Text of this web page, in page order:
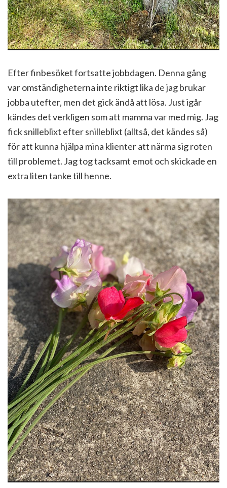
Efter finbesöket fortsatte jobbdagen. Denna gång
var omständigheterna inte riktigt lika de jag brukar
jobba utefter, men det gick ändå att lösa. Just igår
kändes det verkligen som att mamma var med mig. Jag
fick snilleblixt efter snilleblixt (alltså, det kändes så)
för att kunna hjälpa mina klienter att närma sig roten
till problemet. Jag tog tacksamt emot och skickade en
extra liten tanke till henne.